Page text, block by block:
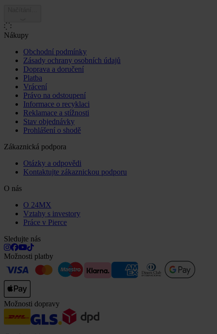
Nákupy
Obchodní podmínky
Zásady ochrany osobních údajů
Doprava a doručení
Platba
Vrácení
Právo na odstoupení
Informace o recyklaci
Reklamace a stížnosti
Stav objednávky
Prohlášení o shodě
Zákaznická podpora
Otázky a odpovědi
Kontaktujte zákaznickou podporu
O nás
O 24MX
Vztahy s investory
Práce v Pierce
Sledujte nás
Možnosti platby
Možnosti dopravy